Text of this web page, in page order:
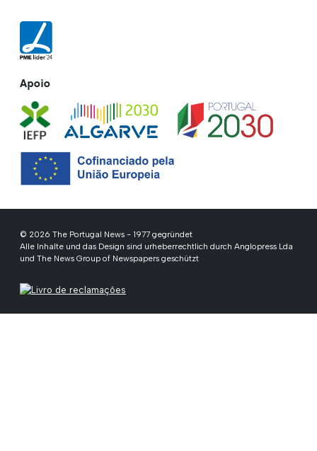
Apoio
© 2026 The Portugal News - 1977 gegründet
Alle Inhalte und das Design sind urheberrechtlich durch Anglopress Lda
und The News Group of Newspapers geschützt